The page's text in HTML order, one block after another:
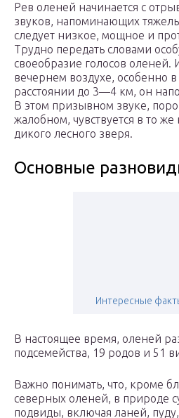
Рев оленей начинается с
звуков, напоминающих
следует низкое, мощное и
Трудно передать словами
своеобразие голосов оленей.
вечернем воздухе, особенно
расстоянии до 3—4 км, он
В этом призывном звуке,
жалобном, чувствуется в то
дикого лесного зверя.
Основные
Интересные
В настоящее время, оленей
подсемейства, 19 родов и 51
Важно понимать, что, кроме
северных оленей, в природе
подвиды, включая ланей,